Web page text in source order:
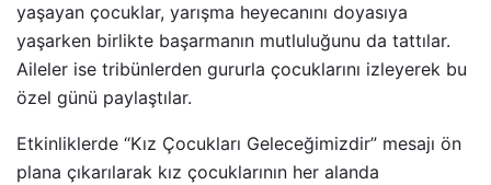
yaşayan çocuklar, yarışma heyecanını doyasıya
yaşarken birlikte başarmanın mutluluğunu da tattılar.
Aileler ise tribünlerden gururla çocuklarını izleyerek bu
özel günü paylaştılar.
Etkinliklerde “Kız Çocukları Geleceğimizdir” mesajı ön
plana çıkarılarak kız çocuklarının her alanda